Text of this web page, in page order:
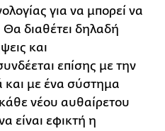
για να μπορεί να
Θα διαθέτει δηλαδή
και
επίσης με την
με ένα σύστημα
νέου αυθαίρετου
είναι εφικτή η